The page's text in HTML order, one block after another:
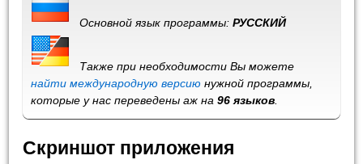
Основной язык программы:РУССКИЙ
Также при необходимости Вы можете
найти международную версию нужной программы,
которые у нас переведены аж на96 языков
Скриншот приложения